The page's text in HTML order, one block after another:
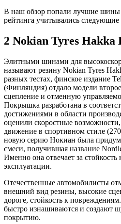
В наш обзор попали лучшие
рейтинга учитывались следующие
2 Nokian Tyres Hakka
Элитными шинами для
называют резину Nokian Tyres
разных тестах, финское издание
(Финляндия) отдало модели
сцепление и отменную
Покрышка разработана в
достижениями в области
оценили скоростные
движение в спортивном стиле
новую серию Нокиан была
смеси, получившая название
Именно она отвечает за
эксплуатации.
Отечественные автомобилисты
внешний вид резины, высокие
дороге, стойкость к
быстро изнашиваются и создают
покрытию.